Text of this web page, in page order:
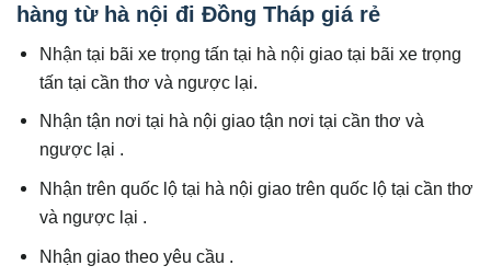
hàng từ hà nội đi Đồng Tháp giá rẻ
Nhận tại bãi xe trọng tấn tại hà nội giao tại bãi xe trọng
tấn tại cần thơ và ngược lại.
Nhận tận nơi tại hà nội giao tận nơi tại cần thơ và
ngược lại .
Nhận trên quốc lộ tại hà nội giao trên quốc lộ tại cần thơ
và ngược lại .
Nhận giao theo yêu cầu .